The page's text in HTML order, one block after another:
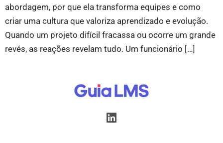
abordagem, por que ela transforma equipes e como
criar uma cultura que valoriza aprendizado e evolução.
Quando um projeto difícil fracassa ou ocorre um grande
revés, as reações revelam tudo. Um funcionário […]